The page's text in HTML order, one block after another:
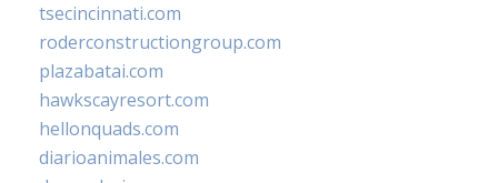
tsecincinnati.com
roderconstructiongroup.com
plazabatai.com
hawkscayresort.com
hellonquads.com
diarioanimales.com